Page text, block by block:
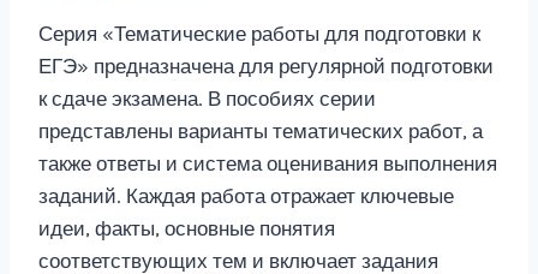
Серия «Тематические работы для подготовки к
ЕГЭ» предназначена для регулярной подготовки
к сдаче экзамена. В пособиях серии
представлены варианты тематических работ, а
также ответы и система оценивания выполнения
заданий. Каждая работа отражает ключевые
идеи, факты, основные понятия
соответствующих тем и включает задания